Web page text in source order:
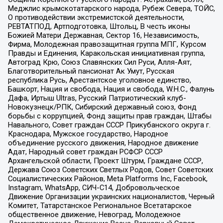
Меджлис крымскотатарского народа, Рубеж Севера, ТОЙС,
О противодействии экстремистской деятельности,
РЕВТАТПОД, Артподготовка, Штольц, В честь иконы
Божией Матери Державная, Сектор 16, Независимость,
Фирма, Молодежная правозащитная группа МПГ, Курсом
Правды и Единения, Каракольская инициативная группа,
Автоград Крю, Союз Славянских Сил Руси, Алля-Аят,
Благотворительный пансионат Ак Умут, Русская
республика Русь, Арестантское уголовное единство,
Башкорт, Нация и свобода, Нация и свобода, W.H.С., Фалунь
Дафа, Иртыш Ultras, Русский Патриотический клуб-
Новокузнецк/РПК, Сибирский державный союз, Фонд
борьбы с коррупцией, Фонд защиты прав граждан, Штабы
Навального, Совет граждан СССР Прикубанского округа г.
Краснодара, Мужское государство, Народное
объединение русского движения, Народное движение
Адат, Народный совет граждан РСФСР СССР
Архангельской области, Проект Штурм, Граждане СССР,
Держава Союз Советских Светлых Родов, Совет Советских
Социалистических Районов, Meta Platforms Inc, Facebook,
Instagram, WhatsApp, СИЧ-С14, Добровольческое
Движение Организации украинских националистов, Черный
Комитет, Татарстанское Региональное Всетатарское
общественное движение, Невоград, Молодежное